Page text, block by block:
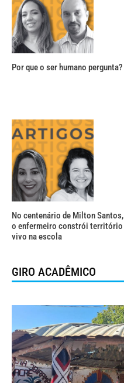
Por que o ser humano pergunta?
No centenário de Milton Santos,
o enfermeiro constrói território
vivo na escola
GIRO ACADÊMICO